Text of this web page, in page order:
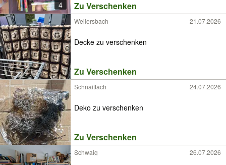
4 Zu Verschenken
Weilersbach 21.07.2026
Decke zu verschenken
Zu Verschenken
Schnaittach 24.07.2026
Deko zu verschenken
Zu Verschenken
Schwaig 26.07.2026